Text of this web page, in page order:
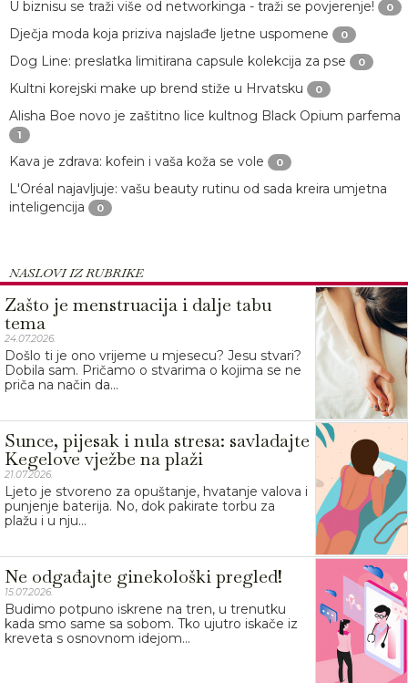
U biznisu se traži više od networkinga - traži se povjerenje!
0
Dječja moda koja priziva najslađe ljetne uspomene 0
Dog Line: preslatka limitirana capsule kolekcija za pse 0
Kultni korejski make up brend stiže u Hrvatsku 0
Alisha Boe novo je zaštitno lice kultnog Black Opium parfema
1
Kava je zdrava: kofein i vaša koža se vole 0
L'Oréal najavljuje: vašu beauty rutinu od sada kreira umjetna
inteligencija
0
NASLOVI IZ RUBRIKE
Zašto je menstruacija i dalje tabu
tema
24.07.2026.
Došlo ti je ono vrijeme u mjesecu? Jesu stvari?
Dobila sam. Pričamo o stvarima o kojima se ne
priča na način da...
Sunce, pijesak i nula stresa: savladajte
Kegelove vježbe na plaži
21.07.2026.
Ljeto je stvoreno za opuštanje, hvatanje valova i
punjenje baterija. No, dok pakirate torbu za
plažu i u nju...
Ne odgađajte ginekološki pregled!
15.07.2026.
Budimo potpuno iskrene na tren, u trenutku
kada smo same sa sobom. Tko ujutro iskače iz
kreveta s osnovnom idejom...